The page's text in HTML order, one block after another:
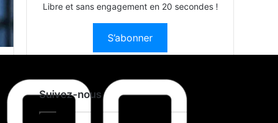
Libre et sans engagement en 20 secondes !
S’abonner
Suivez-nous